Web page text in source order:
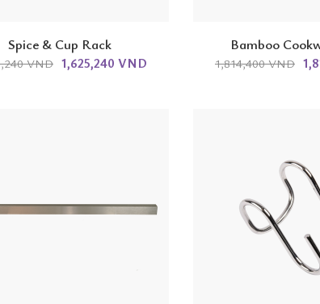
Spice & Cup Rack
VND 1,625,240 VND
Bamboo
1,814,400 VND